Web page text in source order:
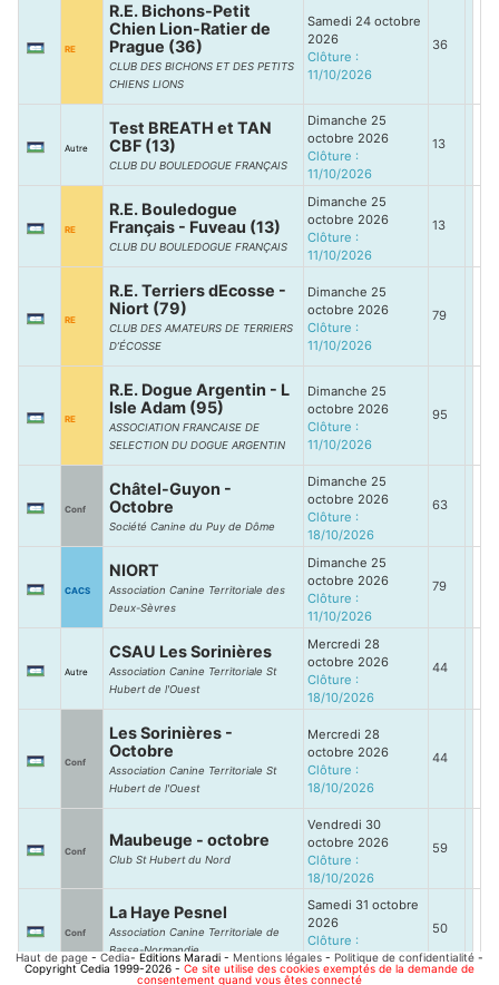
RE
R.E. Bichons-Petit
Chien Lion-Ratier de
Prague (36)
CLUB DES BICHONS ET DES PETITS
CHIENS LIONS
Samedi 24 octobre
2026
Clôture :
11/10/2026
36
Autre
Test BREATH et TAN
CBF (13)
CLUB DU BOULEDOGUE FRANÇAIS
Dimanche 25
octobre 2026
Clôture :
11/10/2026
13
RE
R.E. Bouledogue
Français - Fuveau (13)
CLUB DU BOULEDOGUE FRANÇAIS
Dimanche 25
octobre 2026
Clôture :
11/10/2026
13
RE
R.E. Terriers dEcosse -
Niort (79)
CLUB DES AMATEURS DE TERRIERS
D’ÉCOSSE
Dimanche 25
octobre 2026
Clôture :
11/10/2026
79
RE
R.E. Dogue Argentin - L
Isle Adam (95)
ASSOCIATION FRANCAISE DE
SELECTION DU DOGUE ARGENTIN
Dimanche 25
octobre 2026
Clôture :
11/10/2026
95
Conf
Châtel-Guyon -
Octobre
Société Canine du Puy de Dôme
Dimanche 25
octobre 2026
Clôture :
18/10/2026
63
CACS
NIORT
Association Canine Territoriale des
Deux-Sèvres
Dimanche 25
octobre 2026
Clôture :
11/10/2026
79
Autre
CSAU Les Sorinières
Association Canine Territoriale St
Hubert de l'Ouest
Mercredi 28
octobre 2026
Clôture :
18/10/2026
44
Conf
Les Sorinières -
Octobre
Association Canine Territoriale St
Hubert de l'Ouest
Mercredi 28
octobre 2026
Clôture :
18/10/2026
44
Conf
Maubeuge - octobre
Club St Hubert du Nord
Vendredi 30
octobre 2026
Clôture :
18/10/2026
59
Conf
La Haye Pesnel
Association Canine Territoriale de
Basse-Normandie
Samedi 31 octobre
2026
Clôture :
18/10/2026
50
Haut de page - Cedia- Editions Maradi - Mentions légales - Politique de confidentialité -
Copyright Cedia 1999-2026 - Ce site utilise des cookies exemptés de la demande de
consentement quand vous êtes connecté